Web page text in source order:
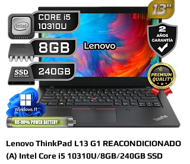
Lenovo ThinkPad L13 G1 REACONDICIONADO
(A) Intel Core i5 10310U/8GB/240GB SSD